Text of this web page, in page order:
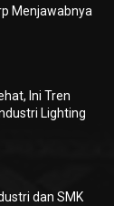
Menjawabnya
Ini Tren
Lighting
dan SMK